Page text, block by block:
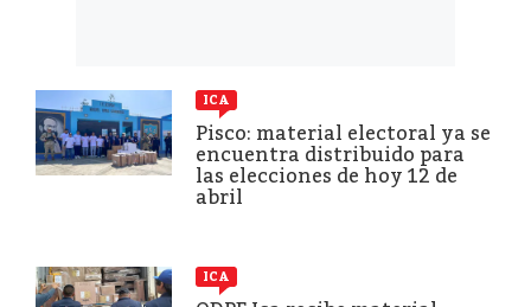
ICA
Pisco: material electoral ya se
encuentra distribuido para
las elecciones de hoy 12 de
abril
ICA